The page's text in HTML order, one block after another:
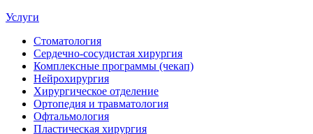
Услуги
Стоматология
Сердечно-сосудистая хирургия
Комплексные программы (чекап)
Нейрохирургия
Хирургическое отделение
Ортопедия и травматология
Офтальмология
Пластическая хирургия